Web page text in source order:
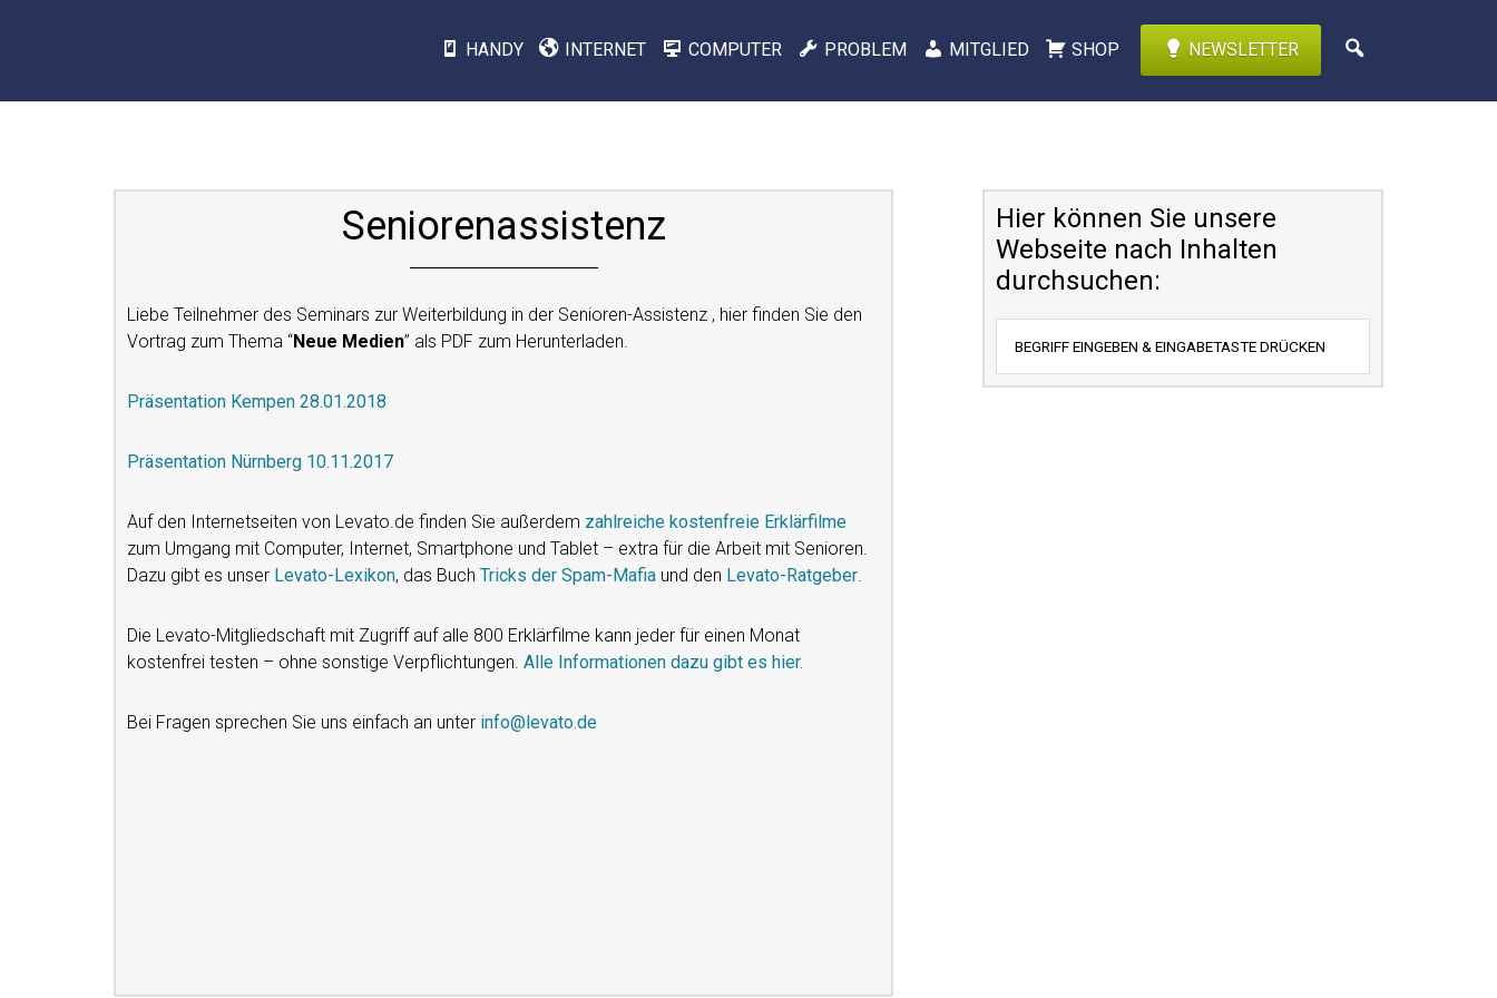
HANDY INTERNET COMPUTER PROBLEM MITGLIED SHOP NEWSLETTER
Seniorenassistenz
Liebe Teilnehmer des Seminars zur Weiterbildung in der Senioren-Assistenz , hier finden Sie den
Vortrag zum Thema “Neue Medien” als PDF zum Herunterladen.
Präsentation Kempen 28.01.2018
Präsentation Nürnberg 10.11.2017
Auf den Internetseiten von Levato.de finden Sie außerdem zahlreiche kostenfreie Erklärfilme
zum Umgang mit Computer, Internet, Smartphone und Tablet – extra für die Arbeit mit Senioren.
Dazu gibt es unser Levato-Lexikon, das Buch Tricks der Spam-Mafia und den Levato-Ratgeber.
Die Levato-Mitgliedschaft mit Zugriff auf alle 800 Erklärfilme kann jeder für einen Monat
kostenfrei testen – ohne sonstige Verpflichtungen. Alle Informationen dazu gibt es hier.
Bei Fragen sprechen Sie uns einfach an unter info@levato.de
Hier können Sie unsere
Webseite nach Inhalten
durchsuchen: